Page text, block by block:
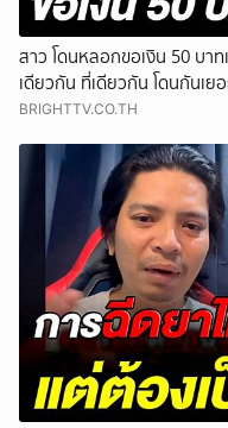
สาว โดนหลอกขอเงิน 50 บา
เดียวกัน ที่เดียวกัน โดนกันเยอ
BRIGHTTV.CO.TH